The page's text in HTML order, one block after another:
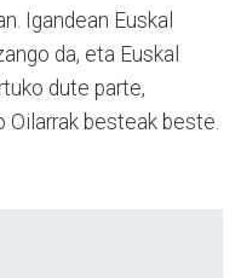
Igandean Euskal
da, eta Euskal
dute parte,
Oilarrak besteak beste.